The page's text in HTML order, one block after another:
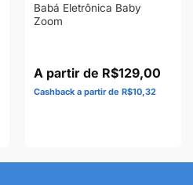
Babá Eletrônica Baby
Zoom
R$129,00
R$10,32